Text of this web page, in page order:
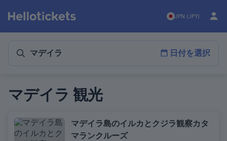
JPN (JPY)
日付を選択
マデイラ 観光
マデイラ島のイルカとクジラ観察カタ
マランクルーズ